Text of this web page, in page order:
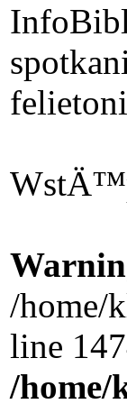
Info
/home/
line
/home/